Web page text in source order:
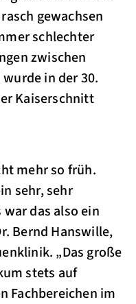
gewachsen
schlechter
zwischen
wurde in der 30.
Kaiserschnitt
mehr so früh.
sehr, sehr
das also ein
Bernd Hanswille,
„Das große
stets auf
Fachbereichen im